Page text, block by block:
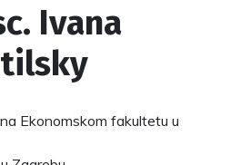
Ivana
Ekonomskom fakultetu u